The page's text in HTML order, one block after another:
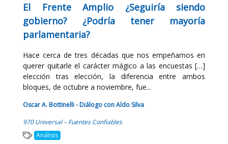
El Frente Amplio ¿Seguiría siendo
gobierno? ¿Podría tener mayoría
parlamentaria?
Hace cerca de tres décadas que nos empeñamos en
querer quitarle el carácter mágico a las encuestas […]
elección tras elección, la diferencia entre ambos
bloques, de octubre a noviembre, fue...
Oscar A. Bottinelli - Diálogo con Aldo Silva
970 Universal – Fuentes Confiables
Análisis